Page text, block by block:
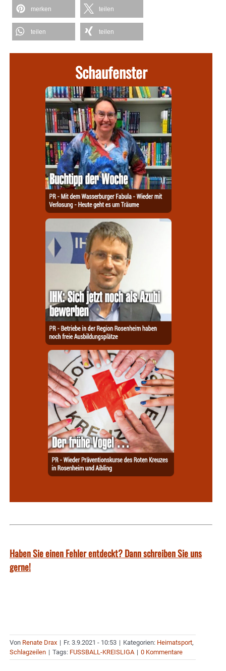
merken teilen
teilen teilen
Schaufenster
Haben Sie einen Fehler entdeckt? Dann schreiben Sie uns
gerne!
Von Renate Drax | Fr. 3.9.2021 - 10:53 | Kategorien: Heimatsport,
Schlagzeilen | Tags: FUSSBALL-KREISLIGA | 0 Kommentare